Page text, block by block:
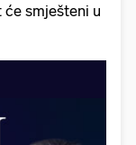
će smješteni u